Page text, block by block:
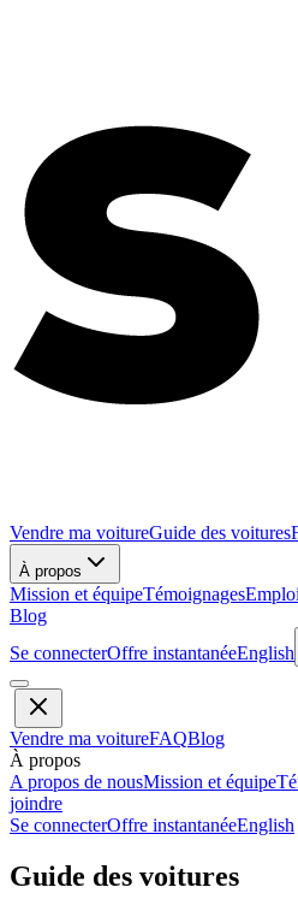
Vendre ma voitureGuide des voitures
À propos
Mission et équipeTémoignages
Blog
Se connecterOffre instantanéeEnglish
Vendre ma voitureFAQBlog
À propos
A propos de nousMission et équipe
joindre
Se connecterOffre instantanéeEnglish
Guide des voitures